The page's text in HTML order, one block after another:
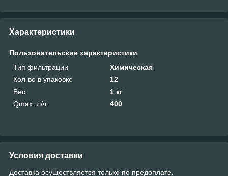
Характеристики
Пользовательские характеристики
Тип фильтрации
Химическая
Кол-во в упаковке
12
Вес
1 кг
Qmax, л/ч
400
Условия доставки
Доставка осуществляется только по предоплате.